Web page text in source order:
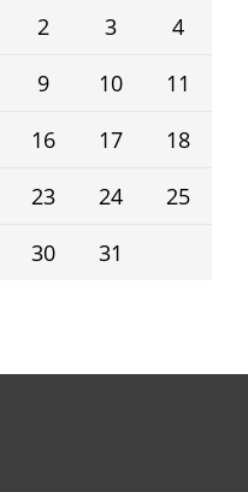
2 3
4
9 10
11
16 17
18
23 24
25
30
31